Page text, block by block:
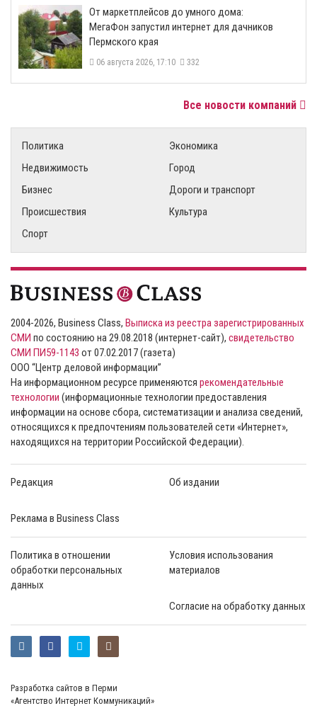
От маркетплейсов до умного дома:
МегаФон запустил интернет для дачников
Пермского края
06 августа 2026, 17:10 332
Все новости компаний
Политика
Экономика
Недвижимость
Город
Бизнес
Дороги и транспорт
Происшествия
Культура
Спорт
2004-2026, Business Class, Выписка из реестра зарегистрированных
СМИ по состоянию на 29.08.2018 (интернет-сайт), свидетельство
СМИ ПИ59-1143 от 07.02.2017 (газета)
ООО “Центр деловой информации”
На информационном ресурсе применяются рекомендательные
технологии (информационные технологии предоставления
информации на основе сбора, систематизации и анализа сведений,
относящихся к предпочтениям пользователей сети «Интернет»,
находящихся на территории Российской Федерации).
Редакция Об издании
Реклама в Business Class
Политика в отношении
обработки персональных
данных
Условия использования
материалов
Согласие на обработку данных
Разработка сайтов в Перми
«Агентство Интернет Коммуникаций»